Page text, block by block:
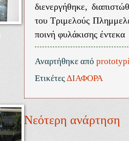
διενεργήθηκε,
του Τριμελούς
ποινή φυλάκισης
Αναρτήθηκε από
ΕτικέτεςΔΙΑΦΟΡΑ
Νεότερη ανάρτηση